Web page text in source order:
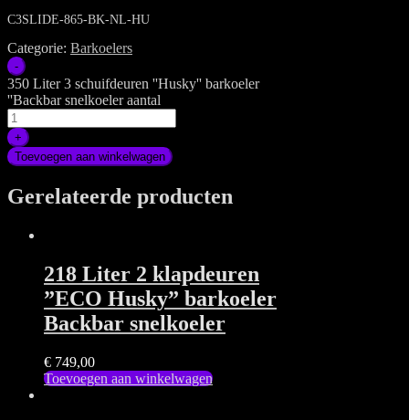
C3SLIDE-865-BK-NL-HU
Categorie: Barkoelers
-
350 Liter 3 schuifdeuren ''Husky'' barkoeler
''Backbar snelkoeler aantal
+
Toevoegen aan winkelwagen
Gerelateerde producten
218 Liter 2 klapdeuren
”ECO Husky” barkoeler
Backbar snelkoeler
€ 749,00
Toevoegen aan winkelwagen